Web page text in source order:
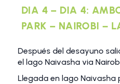
DIA 4 – DIA 4:
PARK – NAIROBI –
Después del desayuno
el lago Naivasha via
Llegada en lago Naivasha